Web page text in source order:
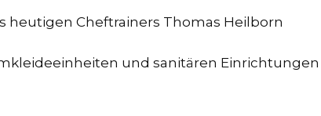
heutigen Cheftrainers Thomas Heilborn
und sanitären